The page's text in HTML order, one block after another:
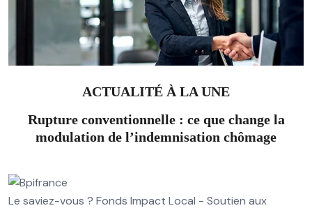
ACTUALITÉ À LA UNE
Rupture conventionnelle : ce que change la
modulation de l’indemnisation chômage
Le saviez-vous ? Fonds Impact Local - Soutien aux